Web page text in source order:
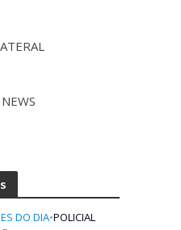
DO DIA•POLICIAL